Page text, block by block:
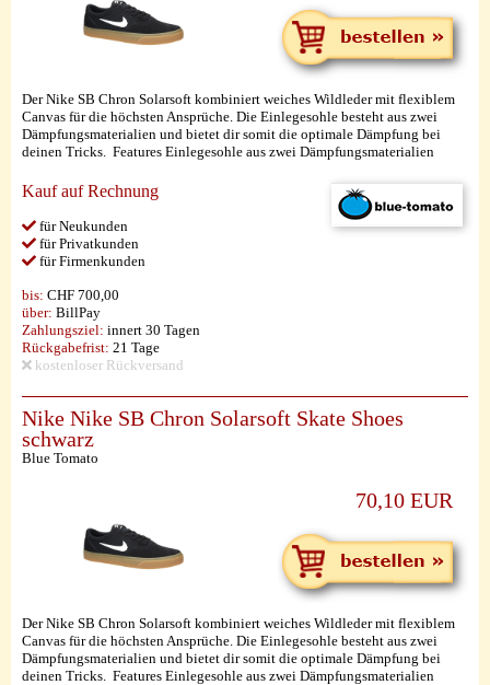
Der Nike SB Chron Solarsoft kombiniert weiches Wildleder mit flexiblem
Canvas für die höchsten Ansprüche. Die Einlegesohle besteht aus zwei
Dämpfungsmaterialien und bietet dir somit die optimale Dämpfung bei
deinen Tricks. Features Einlegesohle aus zwei Dämpfungsmaterialien
Kauf auf Rechnung
für Neukunden
für Privatkunden
für Firmenkunden
bis: CHF 700,00
über: BillPay
Zahlungsziel: innert 30 Tagen
Rückgabefrist: 21 Tage
kostenloser Rückversand
Nike Nike SB Chron Solarsoft Skate Shoes
schwarz
Blue Tomato
70,10 EUR
Der Nike SB Chron Solarsoft kombiniert weiches Wildleder mit flexiblem
Canvas für die höchsten Ansprüche. Die Einlegesohle besteht aus zwei
Dämpfungsmaterialien und bietet dir somit die optimale Dämpfung bei
deinen Tricks. Features Einlegesohle aus zwei Dämpfungsmaterialien